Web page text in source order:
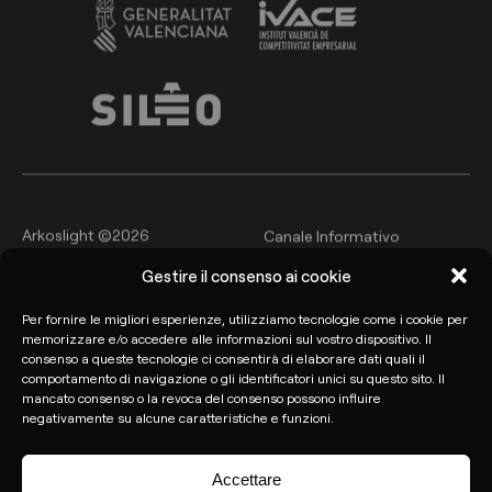
Gestire il consenso ai cookie
Per fornire le migliori esperienze, utilizziamo tecnologie come i cookie per
memorizzare e/o accedere alle informazioni sul vostro dispositivo. Il
consenso a queste tecnologie ci consentirà di elaborare dati quali il
comportamento di navigazione o gli identificatori unici su questo sito. Il
mancato consenso o la revoca del consenso possono influire
negativamente su alcune caratteristiche e funzioni.
Accettare
Arkoslight ©2026 Canale Informativo
Politica sulla privacy e sulla
Politica sui cookie